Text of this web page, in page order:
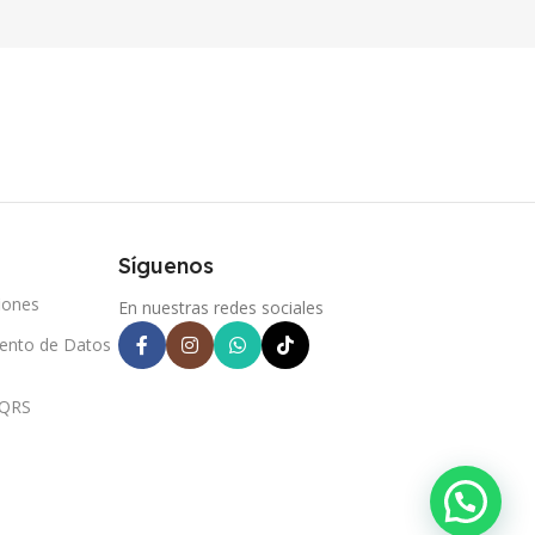
de Datos
Síguenos
En nuestras redes sociales